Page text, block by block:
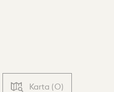
Karta (0)